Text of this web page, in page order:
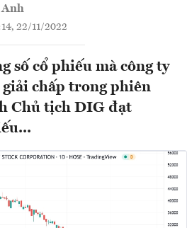
22/11/2022
số cổ phiếu mà công ty
giải chấp trong phiên
Chủ tịch DIG đạt